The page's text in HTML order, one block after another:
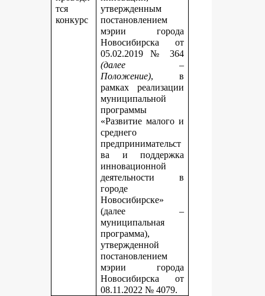
тся
конкурс
утвержденным
постановлением
мэрии города
Новосибирска от
05.02.2019 № 364
(далее –
Положение), в
рамках реализации
муниципальной
программы
«Развитие малого и
среднего
предпринимательст
ва и поддержка
инновационной
деятельности в
городе
Новосибирске»
(далее –
муниципальная
программа),
утвержденной
постановлением
мэрии города
Новосибирска от
08.11.2022 № 4079.